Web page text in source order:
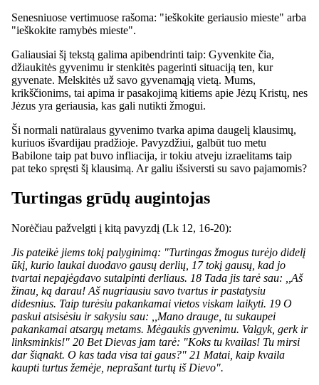
Senesniuose vertimuose rašoma: "ieškokite geriausio mieste" arba
"ieškokite ramybės mieste".
Galiausiai šį tekstą galima apibendrinti taip: Gyvenkite čia,
džiaukitės gyvenimu ir stenkitės pagerinti situaciją ten, kur
gyvenate. Melskitės už savo gyvenamąją vietą. Mums,
krikščionims, tai apima ir pasakojimą kitiems apie Jėzų Kristų, nes
Jėzus yra geriausia, kas gali nutikti žmogui.
Ši normali natūralaus gyvenimo tvarka apima daugelį klausimų,
kuriuos išvardijau pradžioje. Pavyzdžiui, galbūt tuo metu
Babilone taip pat buvo infliacija, ir tokiu atveju izraelitams taip
pat teko spręsti šį klausimą. Ar galiu išsiversti su savo pajamomis?
Turtingas grūdų augintojas
Norėčiau pažvelgti į kitą pavyzdį (Lk 12, 16-20):
Jis pateikė jiems tokį palyginimą: "Turtingas žmogus turėjo didelį
ūkį, kurio laukai duodavo gausų derlių, 17 tokį gausų, kad jo
tvartai nepajėgdavo sutalpinti derliaus. 18 Tada jis tarė sau: ,,Aš
žinau, ką darau! Aš nugriausiu savo tvartus ir pastatysiu
didesnius. Taip turėsiu pakankamai vietos viskam laikyti. 19 O
paskui atsisėsiu ir sakysiu sau: ,,Mano drauge, tu sukaupei
pakankamai atsargų metams. Mėgaukis gyvenimu. Valgyk, gerk ir
linksminkis!" 20 Bet Dievas jam tarė: "Koks tu kvailas! Tu mirsi
dar šiąnakt. O kas tada visa tai gaus?" 21 Matai, kaip kvaila
kaupti turtus žemėje, neprašant turtų iš Dievo".